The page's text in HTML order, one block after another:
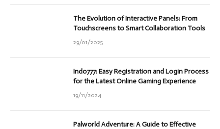
The Evolution of Interactive Panels: From
Touchscreens to Smart Collaboration Tools
29/01/2025
Indo777: Easy Registration and Login Process
for the Latest Online Gaming Experience
19/11/2024
Palworld Adventure: A Guide to Effective